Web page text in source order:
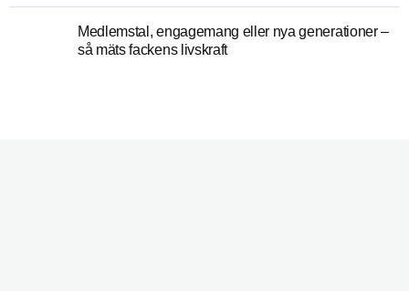
Medlemstal, engagemang eller nya generationer –
så mäts fackens livskraft